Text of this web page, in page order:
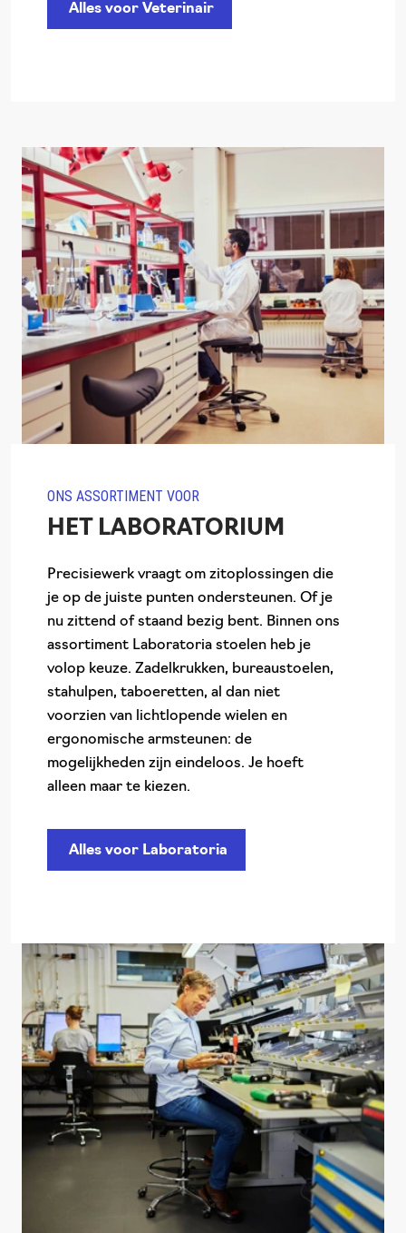
Alles voor Veterinair
ONS ASSORTIMENT VOOR
HET LABORATORIUM
Precisiewerk vraagt om zitoplossingen die
je op de juiste punten ondersteunen. Of je
nu zittend of staand bezig bent. Binnen ons
assortiment Laboratoria stoelen heb je
volop keuze. Zadelkrukken, bureaustoelen,
stahulpen, taboeretten, al dan niet
voorzien van lichtlopende wielen en
ergonomische armsteunen: de
mogelijkheden zijn eindeloos. Je hoeft
alleen maar te kiezen.
Alles voor Laboratoria